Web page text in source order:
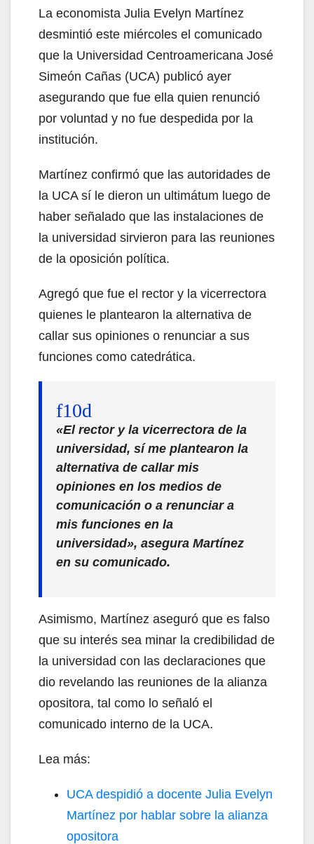
La economista Julia Evelyn Martínez
desmintió este miércoles el comunicado
que la Universidad Centroamericana José
Simeón Cañas (UCA) publicó ayer
asegurando que fue ella quien renunció
por voluntad y no fue despedida por la
institución.
Martínez confirmó que las autoridades de
la UCA sí le dieron un ultimátum luego de
haber señalado que las instalaciones de
la universidad sirvieron para las reuniones
de la oposición política.
Agregó que fue el rector y la vicerrectora
quienes le plantearon la alternativa de
callar sus opiniones o renunciar a sus
funciones como catedrática.
«El rector y la vicerrectora de la
universidad, sí me plantearon la
alternativa de callar mis
opiniones en los medios de
comunicación o a renunciar a
mis funciones en la
universidad», asegura Martínez
en su comunicado.
Asimismo, Martínez aseguró que es falso
que su interés sea minar la credibilidad de
la universidad con las declaraciones que
dio revelando las reuniones de la alianza
opositora, tal como lo señaló el
comunicado interno de la UCA.
Lea más:
UCA despidió a docente Julia Evelyn
Martínez por hablar sobre la alianza
opositora